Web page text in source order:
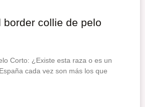
border collie de pelo
Corto: ¿Existe esta raza o es un
cada vez son más los que